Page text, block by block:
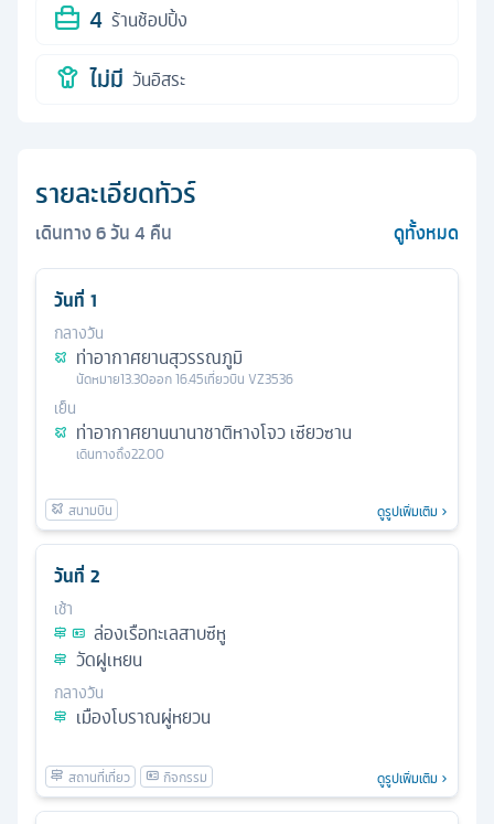
4 ร้านช้อปปิ้ง
ไม่มี วันอิสระ
รายละเอียดทัวร์
เดินทาง6วัน4 คืน ดูทั้งหมด
วันที่ 1
กลางวัน
ท่าอากาศยานสุวรรณภูมิ
นัดหมาย13.30ออก16.45เที่ยวบิน VZ3536
เย็น
ท่าอากาศยานนานาชาติหางโจว เซียวซาน
เดินทางถึง22.00
ดูรูปเพิ่มเติม
วันที่ 2
เช้า
ล่องเรือทะเลสาบซีหู
วัดฝูเหยน
กลางวัน
เมืองโบราณผู่หยวน
ดูรูปเพิ่มเติม